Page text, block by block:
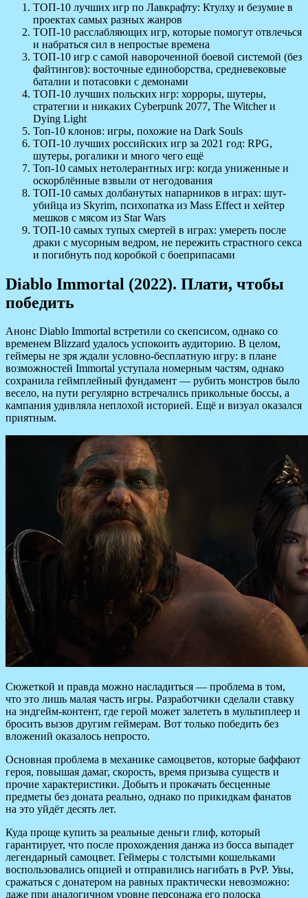
ТОП-10 лучших игр по Лавкрафту: Ктулху и безумие в
проектах самых разных жанров
ТОП-10 расслабляющих игр, которые помогут отвлечься
и набраться сил в непростые времена
ТОП-10 игр с самой навороченной боевой системой (без
файтингов): восточные единоборства, средневековые
баталии и потасовки с демонами
ТОП-10 лучших польских игр: хорроры, шутеры,
стратегии и никаких Cyberpunk 2077, The Witcher и
Dying Light
Топ-10 клонов: игры, похожие на Dark Souls
ТОП-10 лучших российских игр за 2021 год: RPG,
шутеры, рогалики и много чего ещё
Топ-10 самых нетолерантных игр: когда униженные и
оскорблённые взвыли от негодования
ТОП-10 самых долбанутых напарников в играх: шут-
убийца из Skyrim, психопатка из Mass Effect и хейтер
мешков с мясом из Star Wars
ТОП-10 самых тупых смертей в играх: умереть после
драки с мусорным ведром, не пережить страстного секса
и погибнуть под коробкой с боеприпасами
Diablo Immortal (2022). Плати, чтобы
победить
Анонс Diablo Immortal встретили со скепсисом, однако со
временем Blizzard удалось успокоить аудиторию. В целом,
геймеры не зря ждали условно-бесплатную игру: в плане
возможностей Immortal уступала номерным частям, однако
сохранила геймплейный фундамент — рубить монстров было
весело, на пути регулярно встречались прикольные боссы, а
кампания удивляла неплохой историей. Ещё и визуал оказался
приятным.
Сюжеткой и правда можно насладиться — проблема в том,
что это лишь малая часть игры. Разработчики сделали ставку
на эндгейм-контент, где герой может залететь в мультиплеер и
бросить вызов другим геймерам. Вот только победить без
вложений оказалось непросто.
Основная проблема в механике самоцветов, которые баффают
героя, повышая дамаг, скорость, время призыва существ и
прочие характеристики. Добыть и прокачать бесценные
предметы без доната реально, однако по прикидкам фанатов
на это уйдёт десять лет.
Куда проще купить за реальные деньги глиф, который
гарантирует, что после прохождения данжа из босса выпадет
легендарный самоцвет. Геймеры с толстыми кошельками
воспользовались опцией и отправились нагибать в PvP. Увы,
сражаться с донатером на равных практически невозможно:
даже при аналогичном уровне персонажа его полоска